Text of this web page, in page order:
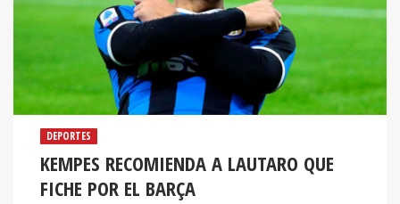
DEPORTES
KEMPES RECOMIENDA A LAUTARO QUE
FICHE POR EL BARÇA